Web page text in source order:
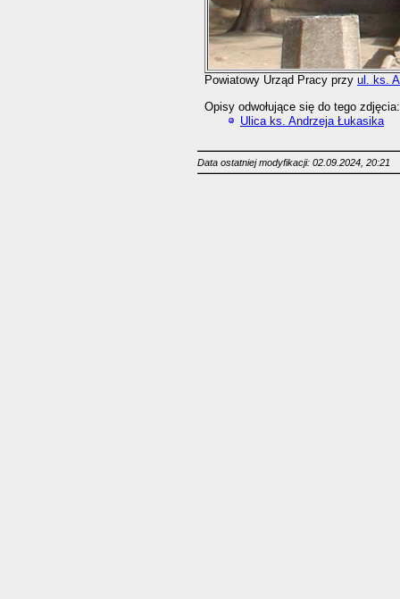
Powiatowy Urząd Pracy przy ul. ks.
Opisy odwołujące się do tego zdjęcia:
Ulica ks. Andrzeja Łukasika
Data ostatniej modyfikacji: 02.09.2024, 20:21